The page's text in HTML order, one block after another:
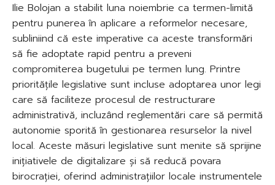
Ilie Bolojan a stabilit luna noiembrie ca termen-limită
pentru punerea în aplicare a reformelor necesare,
subliniind că este imperative ca aceste transformări
să fie adoptate rapid pentru a preveni
compromiterea bugetului pe termen lung. Printre
prioritățile legislative sunt incluse adoptarea unor legi
care să faciliteze procesul de restructurare
administrativă, incluzând reglementări care să permită
autonomie sporită în gestionarea resurselor la nivel
local. Aceste măsuri legislative sunt menite să sprijine
inițiativele de digitalizare și să reducă povara
birocrației, oferind administrațiilor locale instrumentele